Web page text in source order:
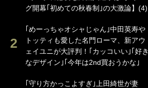
グ開幕｢初めての秋春制｣の大激論】(4)
｢めーっちゃオシャじゃん｣中田英寿や
トッティも愛した名門ローマ、新アウ
ェイユニが大評判！｢カッコいい｣｢好き
なデザイン｣｢今年は2nd買おうかな｣
｢守り方かっこよすぎ｣上田綺世が妻